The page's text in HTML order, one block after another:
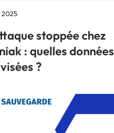
stoppée chez
: quelles données
?